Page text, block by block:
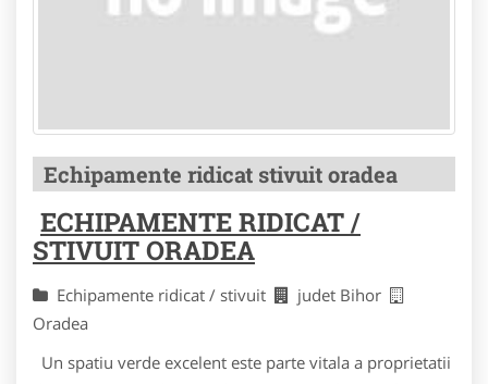
Echipamente ridicat stivuit oradea
ECHIPAMENTE RIDICAT /
STIVUIT ORADEA
Echipamente ridicat / stivuit
judet Bihor
Oradea
Un spatiu verde excelent este parte vitala a proprietatii